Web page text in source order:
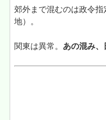
郊外まで混むのは政令
地）。
関東は異常。 あの混み、